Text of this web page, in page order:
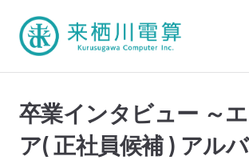
卒業インタビュー ～
ア( 正社員候補 ) アル